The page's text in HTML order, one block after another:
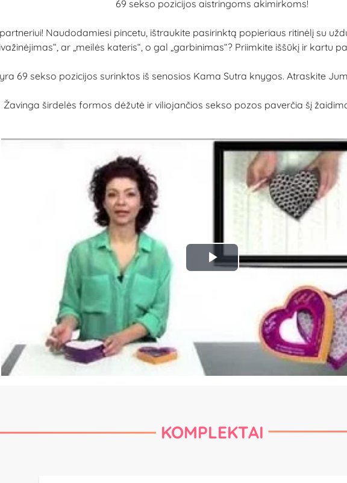
69 sekso pozicijos aistringoms akimirkoms!
Naudodamiesi pincetu, ištraukite pasirinktą popieriaus ritinėlį su
ar „meilės kateris“, o gal „garbinimas“? Priimkite iššūkį ir kartu
69 sekso pozicijos surinktos iš senosios Kama Sutra knygos. Atraskite
Žavinga širdelės formos dėžutė ir viliojančios sekso pozos paverčia šį
Play
KOMPLEKTAI